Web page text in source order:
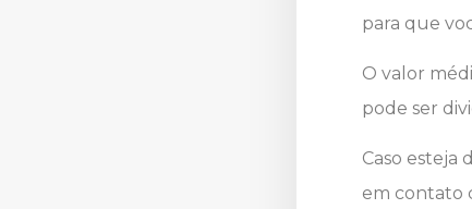
para que
O valor
pode ser
Caso esteja
em contato